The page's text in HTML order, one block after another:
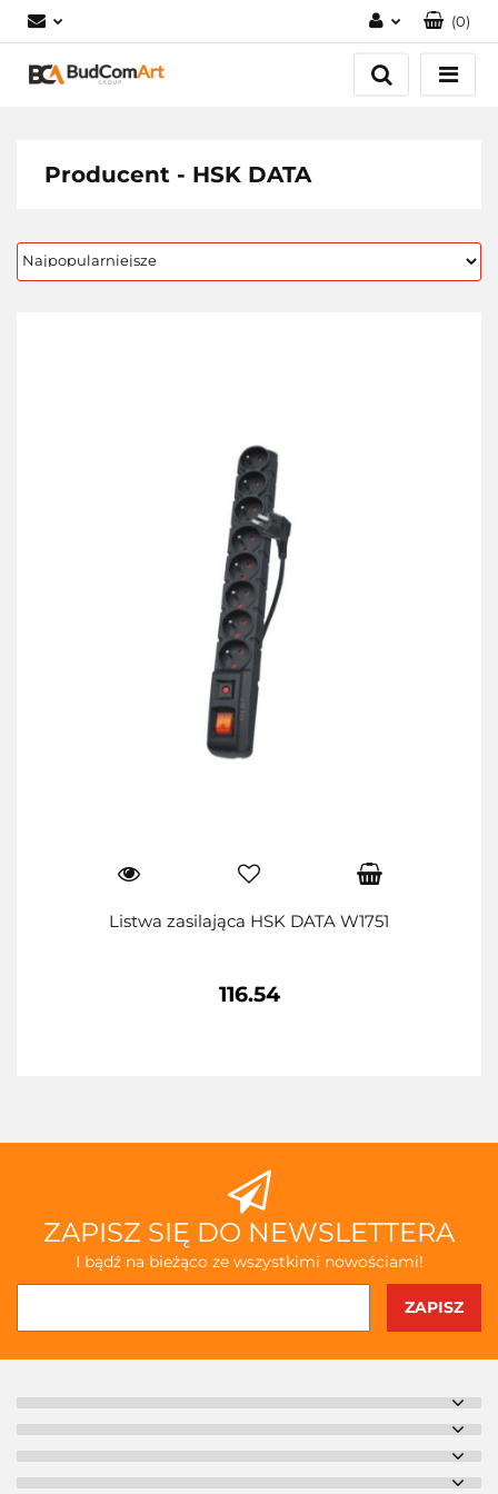
Zaloguj się
Zgody cookies
(0)
Producent - HSK DATA
Listwa zasilająca HSK DATA W1751
116.54
ZAPISZ SIĘ DO NEWSLETTERA
I bądź na bieżąco ze wszystkimi nowościami!